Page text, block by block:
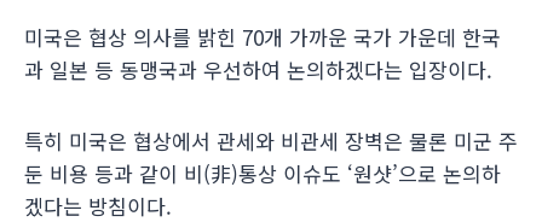
미국은 협상 의사를 밝힌 70개 가까운 국가 가운데 한국
과 일본 등 동맹국과 우선하여 논의하겠다는 입장이다.
특히 미국은 협상에서 관세와 비관세 장벽은 물론 미군 주
둔 비용 등과 같이 비(非)통상 이슈도 ‘원샷’으로 논의하
겠다는 방침이다.